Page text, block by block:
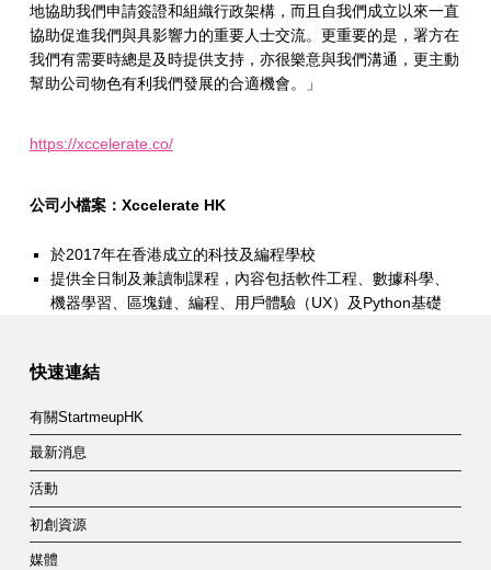
地協助我們申請簽證和組織行政架構，而且自我們成立以來一直
協助促進我們與具影響力的重要人士交流。更重要的是，署方在
我們有需要時總是及時提供支持，亦很樂意與我們溝通，更主動
幫助公司物色有利我們發展的合適機會。」
https://xccelerate.co/
公司小檔案：Xccelerate HK
於2017年在香港成立的科技及編程學校
提供全日制及兼讀制課程，內容包括軟件工程、數據科學、
機器學習、區塊鏈、編程、用戶體驗（UX）及Python基礎
快速連結
有關StartmeupHK
最新消息
活動
初創資源
媒體